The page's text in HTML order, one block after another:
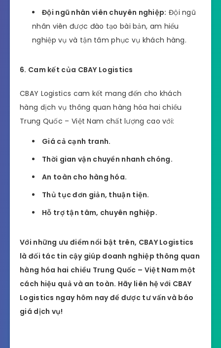
Đội ngũ nhân viên chuyên nghiệp: Đội ngũ
nhân viên được đào tạo bài bản, am hiểu
nghiệp vụ và tận tâm phục vụ khách hàng.
6. Cam kết của CBAY Logistics
CBAY Logistics cam kết mang đến cho khách
hàng dịch vụ thông quan hàng hóa hai chiều
Trung Quốc – Việt Nam chất lượng cao với:
Giá cả cạnh tranh.
Thời gian vận chuyển nhanh chóng.
An toàn cho hàng hóa.
Thủ tục đơn giản, thuận tiện.
Hỗ trợ tận tâm, chuyên nghiệp.
Với những ưu điểm nổi bật trên, CBAY Logistics
là đối tác tin cậy giúp doanh nghiệp thông quan
hàng hóa hai chiều Trung Quốc – Việt Nam một
cách hiệu quả và an toàn. Hãy liên hệ với CBAY
Logistics ngay hôm nay để được tư vấn và báo
giá dịch vụ!